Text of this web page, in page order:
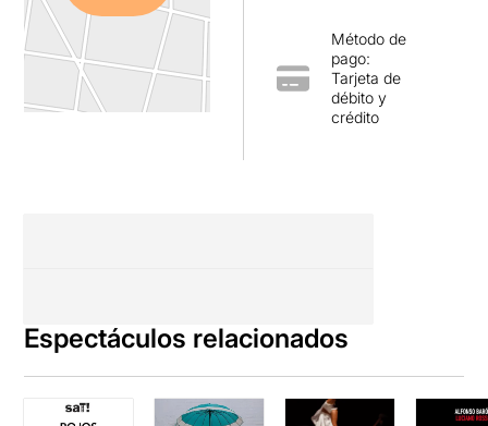
Método de
pago:
Tarjeta de
débito y
crédito
Espectáculos relacionados